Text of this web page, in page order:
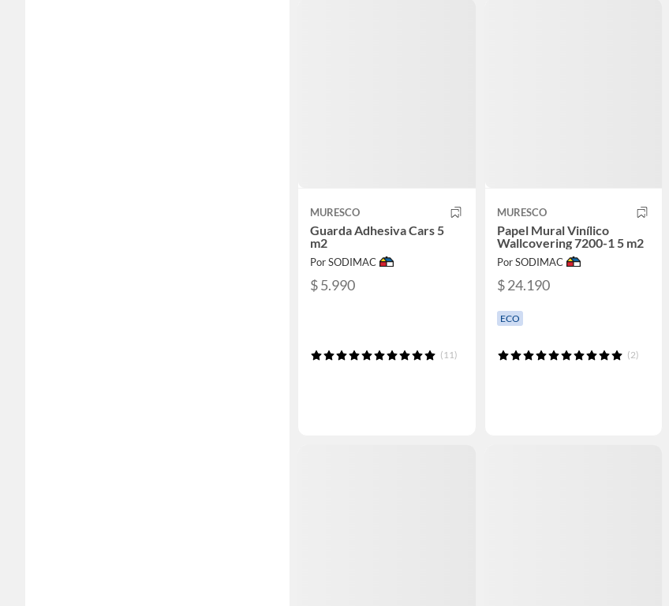
MURESCO
Guarda Adhesiva Cars 5
m2
Por SODIMAC
$ 5.990
(11)
MURESCO
Papel Mural Vinílico
Wallcovering 7200-1 5 m2
Por SODIMAC
$ 24.190
ECO
(2)